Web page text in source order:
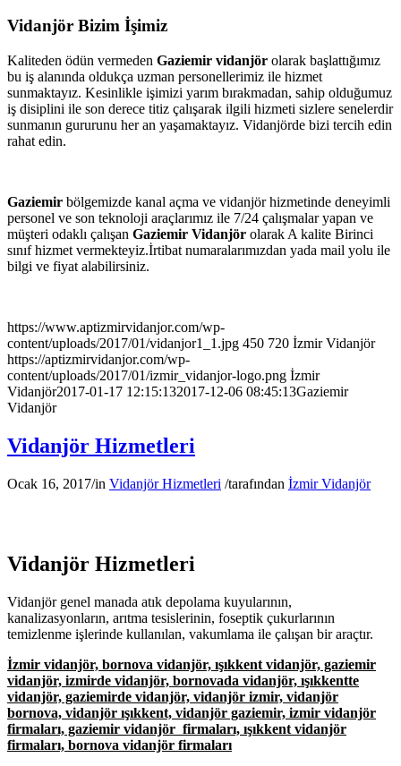
Vidanjör Bizim İşimiz
Kaliteden ödün vermeden Gaziemir vidanjör olarak başlattığımız
bu iş alanında oldukça uzman personellerimiz ile hizmet
sunmaktayız. Kesinlikle işimizi yarım bırakmadan, sahip olduğumuz
iş disiplini ile son derece titiz çalışarak ilgili hizmeti sizlere senelerdir
sunmanın gururunu her an yaşamaktayız. Vidanjörde bizi tercih edin
rahat edin.
Gaziemir bölgemizde kanal açma ve vidanjör hizmetinde deneyimli
personel ve son teknoloji araçlarımız ile 7/24 çalışmalar yapan ve
müşteri odaklı çalışan Gaziemir Vidanjör olarak A kalite Birinci
sınıf hizmet vermekteyiz.İrtibat numaralarımızdan yada mail yolu ile
bilgi ve fiyat alabilirsiniz.
https://www.aptizmirvidanjor.com/wp-
content/uploads/2017/01/vidanjor1_1.jpg 450 720 İzmir Vidanjör
https://aptizmirvidanjor.com/wp-
content/uploads/2017/01/izmir_vidanjor-logo.png İzmir
Vidanjör2017-01-17 12:15:132017-12-06 08:45:13Gaziemir
Vidanjör
Vidanjör Hizmetleri
Ocak 16, 2017/in Vidanjör Hizmetleri /tarafından İzmir Vidanjör
Vidanjör Hizmetleri
Vidanjör genel manada atık depolama kuyularının,
kanalizasyonların, arıtma tesislerinin, foseptik çukurlarının
temizlenme işlerinde kullanılan, vakumlama ile çalışan bir araçtır.
İzmir vidanjör, bornova vidanjör, ışıkkent vidanjör, gaziemir
vidanjör, izmirde vidanjör, bornovada vidanjör, ışıkkentte
vidanjör, gaziemirde vidanjör, vidanjör izmir, vidanjör
bornova, vidanjör ışıkkent, vidanjör gaziemir, izmir vidanjör
firmaları, gaziemir vidanjör firmaları, ışıkkent vidanjör
firmaları, bornova vidanjör firmaları